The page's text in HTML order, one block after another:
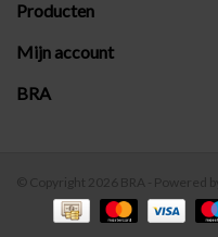
Producten
Mijn account
BRA
© Copyright 2026 BRA - Powered by